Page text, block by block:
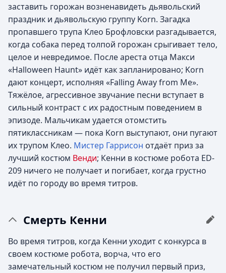
заставить горожан возненавидеть дьявольский
праздник и дьявольскую группу Korn. Загадка
пропавшего трупа Клео Брофловски разгадывается,
когда собака перед толпой горожан срыгивает тело,
целое и невредимое. После ареста отца Макси
«Halloween Haunt» идёт как запланировано; Korn
дают концерт, исполняя «Falling Away from Me».
Тяжёлое, агрессивное звучание песни вступает в
сильный контраст с их радостным поведением в
эпизоде. Мальчикам удается отомстить
пятиклассникам — пока Korn выступают, они пугают
их трупом Клео. Мистер Гаррисон отдаёт приз за
лучший костюм Венди; Кенни в костюме робота ED-
209 ничего не получает и погибает, когда грустно
идёт по городу во время титров.
Смерть Кенни
Во время титров, когда Кенни уходит с конкурса в
своем костюме робота, ворча, что его
замечательный костюм не получил первый приз,